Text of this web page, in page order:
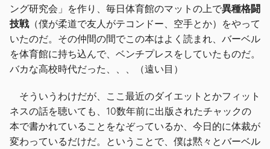
ング研究会」を作り、毎日体育館のマットの上で異種格闘
技戦（僕が柔道で友人がテコンドー、空手とか）をやって
いたのだ。その仲間の間でこの本はよく読まれ、バーベル
を体育館に持ち込んで、ベンチプレスをしていたものだ。
バカな高校時代だった、、、（遠い目）
そういうわけだが、ここ最近のダイエットとかフィット
ネスの話を聴いても、10数年前に出版されたチャックの
本で書かれていることをなぞっているか、今日的に体裁が
変わっているだけだ。ということで、僕は黙々とバーベル